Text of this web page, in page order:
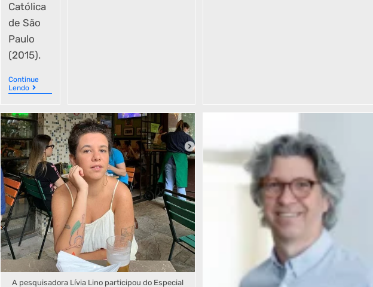
Católica
de São
Paulo
(2015).
Continue
Lendo
A pesquisadora Lívia Lino participou do Especial